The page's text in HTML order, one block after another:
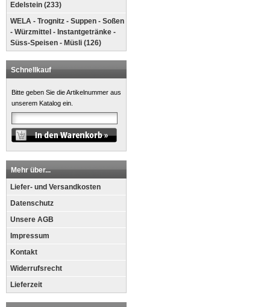
Edelstein (233)
WELA - Trognitz - Suppen - Soßen
- Würzmittel - Instantgetränke -
Süss-Speisen - Müsli (126)
Schnellkauf
Bitte geben Sie die Artikelnummer aus
unserem Katalog ein.
Mehr über...
Liefer- und Versandkosten
Datenschutz
Unsere AGB
Impressum
Kontakt
Widerrufsrecht
Lieferzeit